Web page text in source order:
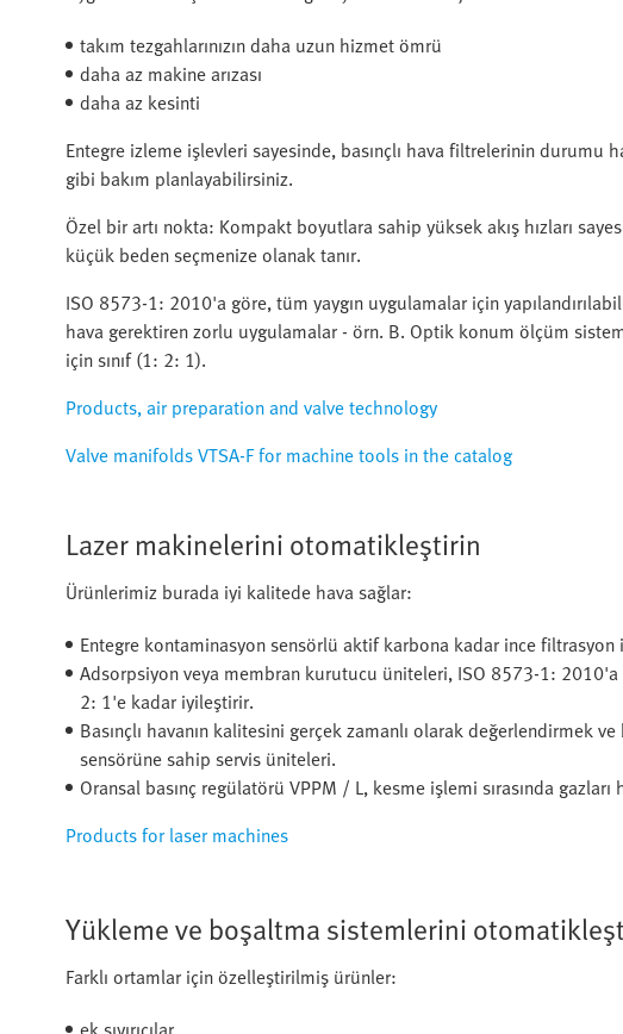
takım tezgahlarınızın daha uzun hizmet ömrü
daha az makine arızası
daha az kesinti
Entegre izleme işlevleri sayesinde, basınçlı hava filtrelerinin durumu
gibi bakım planlayabilirsiniz.
Özel bir artı nokta: Kompakt boyutlara sahip yüksek akış hızları
küçük beden seçmenize olanak tanır.
ISO 8573-1: 2010'a göre, tüm yaygın uygulamalar için
hava gerektiren zorlu uygulamalar - örn. B. Optik konum ölçüm
için sınıf (1: 2: 1).
Products, air preparation and valve technology
Valve manifolds VTSA-F for machine tools in the catalog
Lazer makinelerini otomatikleştirin
Ürünlerimiz burada iyi kalitede hava sağlar:
Entegre kontaminasyon sensörlü aktif karbona kadar ince filtrasyon
Adsorpsiyon veya membran kurutucu üniteleri, ISO 8573-1: 2010'a
2: 1'e kadar iyileştirir.
Basınçlı havanın kalitesini gerçek zamanlı olarak değerlendirmek
sensörüne sahip servis üniteleri.
Oransal basınç regülatörü VPPM / L, kesme işlemi sırasında
Products for laser machines
Yükleme ve boşaltma sistemlerini
Farklı ortamlar için özelleştirilmiş ürünler: